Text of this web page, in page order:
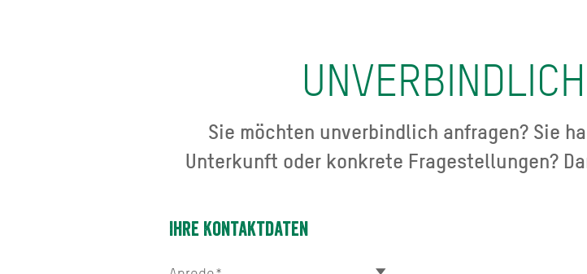
Sie möchten unverbindlich anfragen? Sie
Unterkunft oder konkrete Fragestellungen?
Ihre Kontaktdaten